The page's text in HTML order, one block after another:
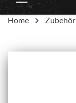
Home Zubehör